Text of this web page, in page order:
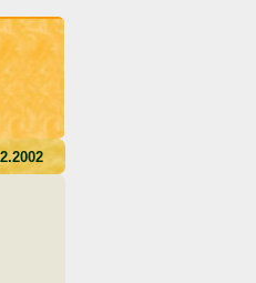
em vós"(Jo 6,53)